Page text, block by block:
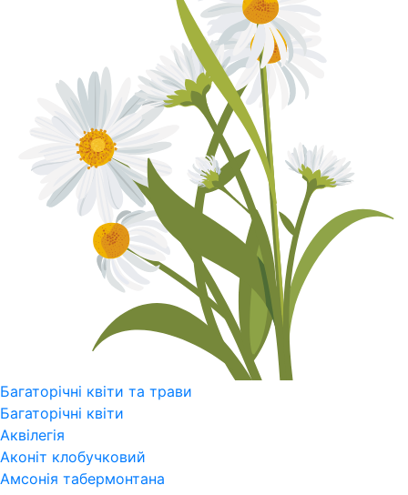
Багаторічні квіти та трави
Багаторічні квіти
Аквілегія
Аконіт клобучковий
Амсонія табермонтана